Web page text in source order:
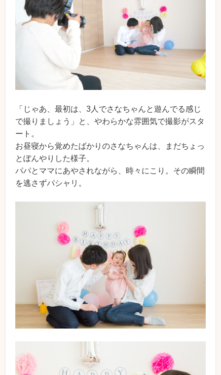
「じゃあ、最初は、3人でさなちゃんと遊んでる感じ
で撮りましょう」と、やわらかな雰囲気で撮影がスタ
ート。
お昼寝から覚めたばかりのさなちゃんは、まだちょっ
とぼんやりした様子。
パパとママにあやされながら、時々にこり。その瞬間
を逃さずパシャリ。